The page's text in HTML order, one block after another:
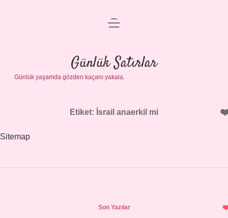
Anasayfa
Gizlilik Politikası
Yasal Uyarı
menüyü
Günlük Satırlar
Günlük yaşamda gözden kaçanı yakala.
Etiket: İsrail anaerkil mi
Sitemap
Son Yazılar